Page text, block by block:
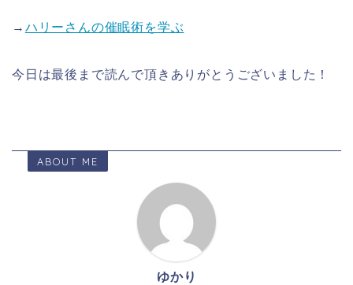
→ ハリーさんの催眠術を学ぶ
今日は最後まで読んで頂きありがとうございました！
ABOUT ME
ゆかり